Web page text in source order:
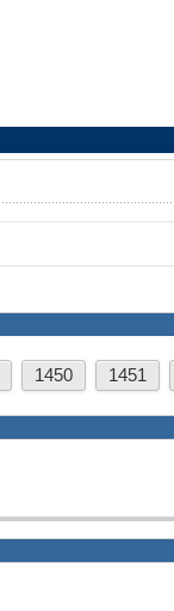
1450 1451